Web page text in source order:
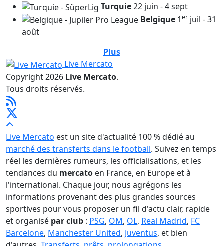
Turquie22 juin - 4 sept
Belgique 1er juil - 31
août
Plus
Live Mercato
Copyright 2026 Live Mercato.
Tous droits réservés.
Live Mercato est un site d'actualité 100 % dédié au
marché des transferts dans le football. Suivez en temps
réel les dernières rumeurs, les officialisations, et les
tendances du mercato en France, en Europe et à
l'international. Chaque jour, nous agrégons les
informations provenant des plus grandes sources
sportives pour vous proposer un fil d'actu clair, rapide
et organisé par club : PSG, OM, OL, Real Madrid, FC
Barcelone, Manchester United, Juventus, et bien